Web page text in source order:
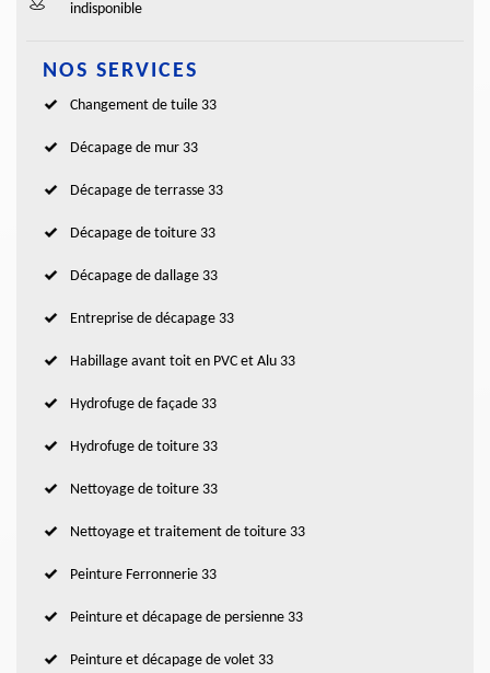
indisponible
NOS SERVICES
Changement de tuile 33
Décapage de mur 33
Décapage de terrasse 33
Décapage de toiture 33
Décapage de dallage 33
Entreprise de décapage 33
Habillage avant toit en PVC et Alu 33
Hydrofuge de façade 33
Hydrofuge de toiture 33
Nettoyage de toiture 33
Nettoyage et traitement de toiture 33
Peinture Ferronnerie 33
Peinture et décapage de persienne 33
Peinture et décapage de volet 33